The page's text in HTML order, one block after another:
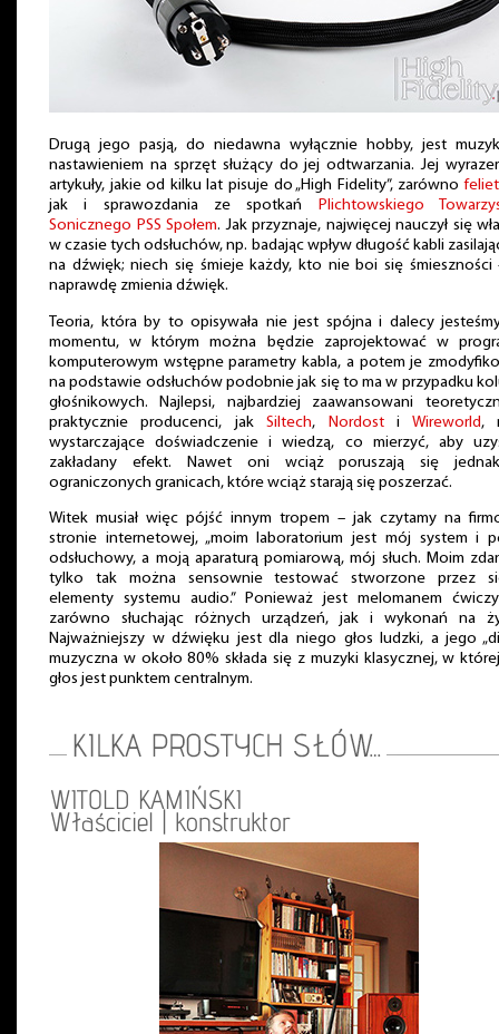
Drugą jego pasją, do niedawna wyłącznie hobby, jest
nastawieniem na sprzęt służący do jej odtwarzania. Jej
artykuły, jakie od kilku lat pisuje do „High Fidelity”, zarówno
jak i sprawozdania ze spotkań
Plichtowskiego
Sonicznego PSS Społem. Jak przyznaje, najwięcej nauczył się
w czasie tych odsłuchów, np. badając wpływ długość kabli
na dźwięk; niech się śmieje każdy, kto nie boi się
naprawdę zmienia dźwięk.
Teoria, która by to opisywała nie jest spójna i dalecy
momentu, w którym można będzie zaprojektować w
komputerowym wstępne parametry kabla, a potem je
na podstawie odsłuchów podobnie jak się to ma w przypadku
głośnikowych. Najlepsi, najbardziej zaawansowani
praktycznie producenci, jakSiltech, Nordosti Wireworld,
wystarczające doświadczenie i wiedzą, co mierzyć, aby
zakładany efekt. Nawet oni wciąż poruszają się
ograniczonych granicach, które wciąż starają się poszerzać.
Witek musiał więc pójść innym tropem – jak czytamy na
stronie internetowej, „moim laboratorium jest mój system i
odsłuchowy, a moją aparaturą pomiarową, mój słuch. Moim
tylko tak można sensownie testować stworzone przez
elementy systemu audio.” Ponieważ jest melomanem
zarówno słuchając różnych urządzeń, jak i wykonań na
Najważniejszy w dźwięku jest dla niego głos ludzki, a jego
muzyczna w około 80% składa się z muzyki klasycznej, w
głos jest punktem centralnym.
WITOLD KAMIŃSKI
Właściciel | konstruktor